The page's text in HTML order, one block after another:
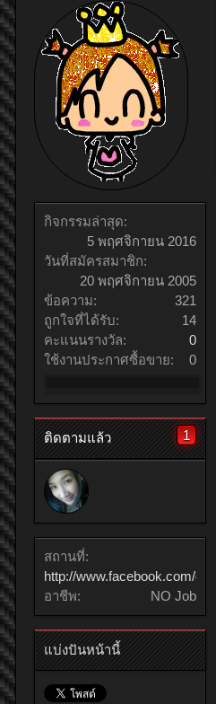
กิจกรรมล่าสุด:
5 พฤศจิกายน 2016
วันที่สมัครสมาชิก:
20 พฤศจิกายน 2005
ข้อความ:
321
ถูกใจที่ได้รับ:
14
คะแนนรางวัล:
0
ใช้งานประกาศซื้อขาย:
0
ติดตามแล้ว 1
สถานที่:
http://www.facebook.com/
อาชีพ:
NO Job
แบ่งปันหน้านี้